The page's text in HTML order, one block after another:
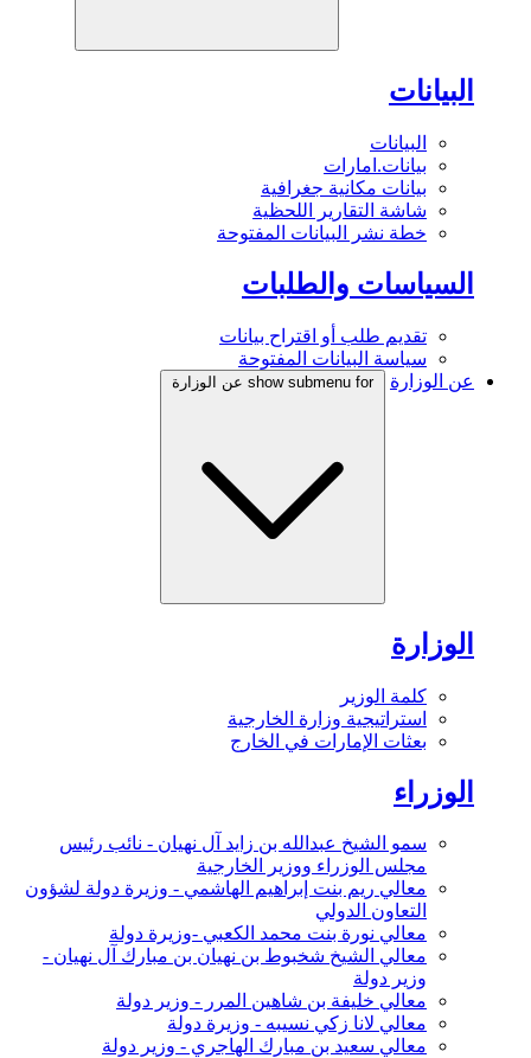
البيانات
البيانات
بيانات.امارات
بيانات مكانية جغرافية
شاشة التقارير اللحظية
خطة نشر البيانات المفتوحة
السياسات والطلبات
تقديم طلب أو اقتراح بيانات
سياسة البيانات المفتوحة
عن الوزارة
show submenu for عن الوزارة
الوزارة
كلمة الوزير
استراتيجية وزارة الخارجية
بعثات الإمارات في الخارج
الوزراء
سمو الشيخ عبدالله بن زايد آل نهيان - نائب رئيس
مجلس الوزراء ووزير الخارجية
معالي ريم بنت إبراهيم الهاشمي - وزيرة دولة لشؤون
التعاون الدولي
معالي نورة بنت محمد الكعبي -وزيرة دولة
معالي الشيخ شخبوط بن نهيان بن مبارك آل نهيان -
وزير دولة
معالي خليفة بن شاهين المرر - وزير دولة
معالي لانا زكي نسيبه - وزيرة دولة
معالي سعيد بن مبارك الهاجري - وزير دولة